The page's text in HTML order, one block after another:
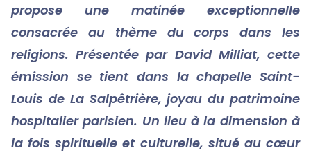
propose une matinée exceptionnelle
consacrée au thème du corps dans les
religions. Présentée par David Milliat, cette
émission se tient dans la chapelle Saint-
Louis de La Salpêtrière, joyau du patrimoine
hospitalier parisien. Un lieu à la dimension à
la fois spirituelle et culturelle, situé au cœur